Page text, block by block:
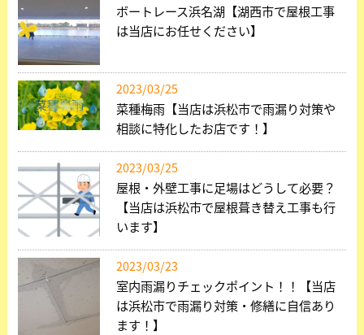
ボートレース浜名湖【湖西市で屋根工事
は当店にお任せください】
2023/03/25
菜種梅雨【当店は浜松市で雨漏り対策や
相談に特化したお店です！】
2023/03/25
屋根・外壁工事に足場はどうして必要？
【当店は浜松市で屋根葺き替え工事も行
います】
2023/03/23
室内雨漏りチェックポイント！！【当店
は浜松市で雨漏り対策・修繕に自信あり
ます！】